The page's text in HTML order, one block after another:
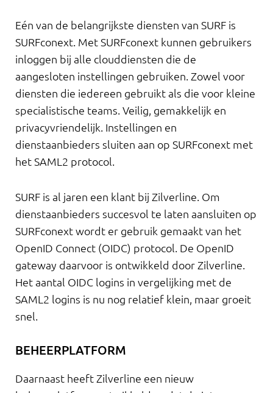
Eén van de belangrijkste diensten van SURF is
SURFconext. Met SURFconext kunnen gebruikers
inloggen bij alle clouddiensten die de
aangesloten instellingen gebruiken. Zowel voor
diensten die iedereen gebruikt als die voor kleine
specialistische teams. Veilig, gemakkelijk en
privacyvriendelijk. Instellingen en
dienstaanbieders sluiten aan op SURFconext met
het SAML2 protocol.
SURF is al jaren een klant bij Zilverline. Om
dienstaanbieders succesvol te laten aansluiten op
SURFconext wordt er gebruik gemaakt van het
OpenID Connect (OIDC) protocol. De OpenID
gateway daarvoor is ontwikkeld door Zilverline.
Het aantal OIDC logins in vergelijking met de
SAML2 logins is nu nog relatief klein, maar groeit
snel.
BEHEERPLATFORM
Daarnaast heeft Zilverline een nieuw